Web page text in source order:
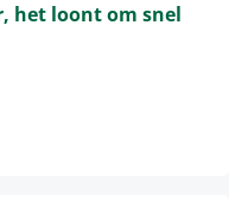
het loont om snel